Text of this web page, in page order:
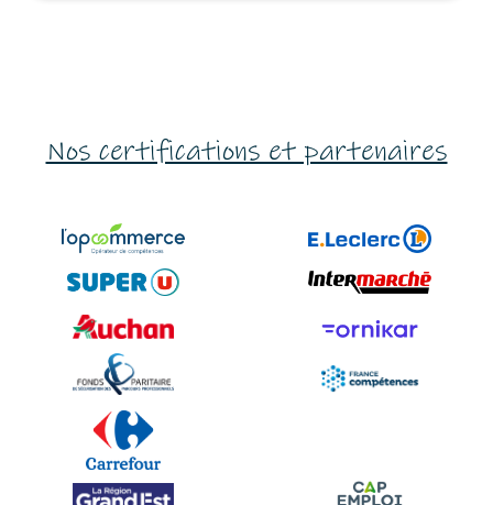
Nos certifications et partenaires